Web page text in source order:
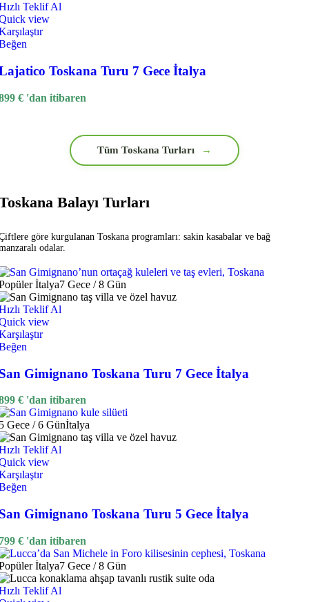
Teklif Al
view
Toskana Turu 7 Gece İtalya
€ 'dan itibaren
Tüm Toskana Turları →
Balayı Turları
göre kurgulanan Toskana programları: sakin kasabalar ve bağ
odalar.
İtalya7 Gece / 8 Gün
Teklif Al
view
Gimignano Toskana Turu 7 Gece İtalya
€ 'dan itibaren
Gece / 6 Günİtalya
Teklif Al
view
Gimignano Toskana Turu 5 Gece İtalya
€ 'dan itibaren
İtalya7 Gece / 8 Gün
Teklif Al